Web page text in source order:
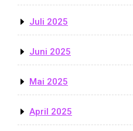
Juli 2025
Juni 2025
Mai 2025
April 2025